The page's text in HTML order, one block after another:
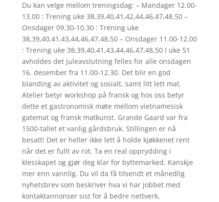
Du kan velge mellom treningsdag: – Mandager 12.00-
13.00 : Trening uke 38,39,40,41,42,44,46,47,48,50 –
Onsdager 09.30-10.30 : Trening uke
38,39,40,41,43,44,46,47,48,50 – Onsdager 11.00-12.00
: Trening uke 38,39,40,41,43,44,46,47,48,50 I uke 51
avholdes det juleavslutning felles for alle onsdagen
16. desember fra 11.00-12.30. Det blir en god
blanding av aktivitet og sosialt, samt litt lett mat.
Atelier betyr workshop på fransk og hos oss betyr
dette et gastronomisk møte mellom vietnamesisk
gatemat og fransk matkunst. Grande Gaard var fra
1500-tallet et vanlig gårdsbruk. Stillingen er nå
besatt! Det er heller ikke lett å holde kjøkkenet rent
når det er fullt av rot. Ta en real opprydding i
klesskapet og gjør deg klar for byttemarked. Kanskje
mer enn vannlig. Du vil da få tilsendt et månedlig
nyhetsbrev som beskriver hva vi har jobbet med
kontaktannonser sist for å bedre nettverk,